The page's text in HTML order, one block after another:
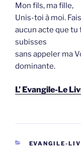
Mon fils, ma fille,
Unis-toi à moi. Fais
aucun acte que
subisses
sans appeler ma
dominante.
L’ Evangile-Le
CATEGORIEËN
EVANGILE-